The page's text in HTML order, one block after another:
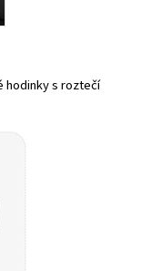
hodinky s roztečí